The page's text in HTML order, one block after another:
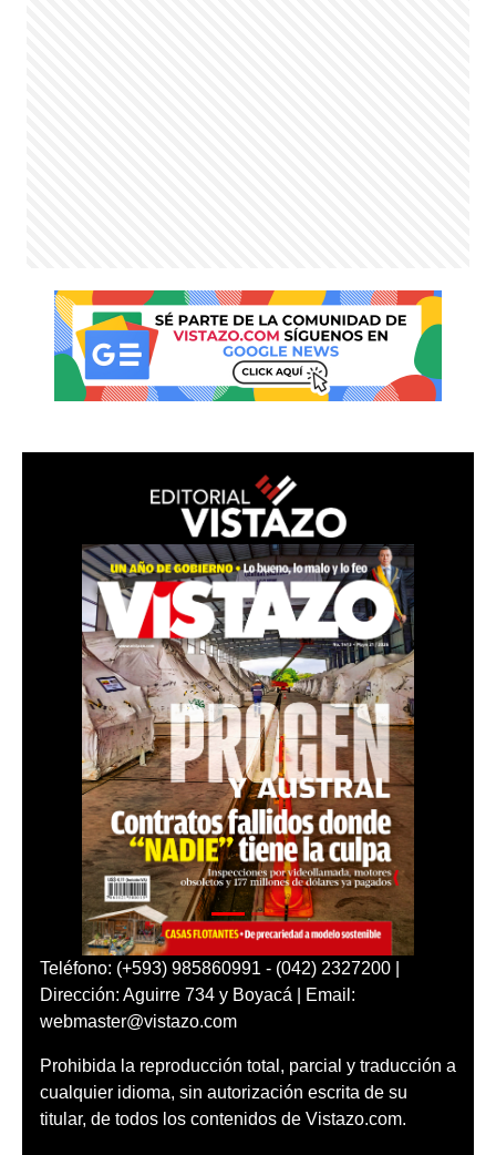
Teléfono: (+593) 985860991 - (042) 2327200 |
Dirección: Aguirre 734 y Boyacá | Email:
webmaster@vistazo.com
Prohibida la reproducción total, parcial y traducción a
cualquier idioma, sin autorización escrita de su
titular, de todos los contenidos de Vistazo.com.